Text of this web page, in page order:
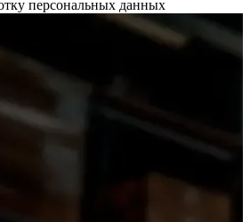
персональных данных